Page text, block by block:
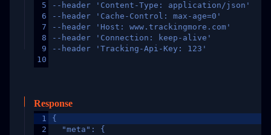
5
6
7
8
9
10
--header 'Content-Type: application/json'
--header 'Cache-Control: max-age=0'
--header 'Host: www.trackingmore.com'
--header 'Connection: keep-alive'
--header 'Tracking-Api-Key: 123'
Response
1
2
{
  "meta": {